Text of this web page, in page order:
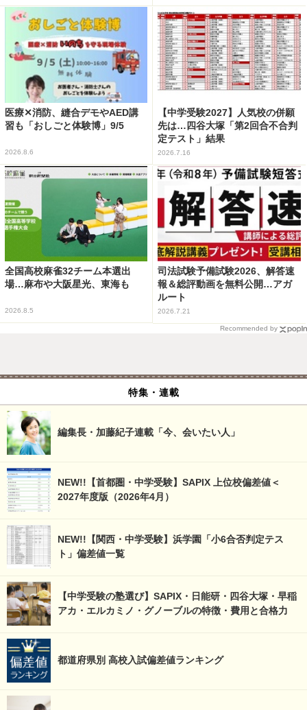
医療✕消防、縫合デモやAED講
習も「おしごと体験博」9/5
2026.8.6
【中学受験2027】人気校の併願
先は…四谷大塚「第2回合不合判
定テスト」結果
2026.7.16
全国高校麻雀32チーム本選出
場…麻布や大阪星光、東海も
2026.8.5
司法試験予備試験2026、解答速
報＆総評動画を無料公開…アガ
ルート
2026.7.21
Recommended by
特集・連載
編集長・加藤紀子連載「今、会いたい人」
NEW!!【首都圏・中学受験】SAPIX 上位校偏差値＜
2027年度版（2026年4月）
NEW!!【関西・中学受験】浜学園「小6合否判定テス
ト」偏差値一覧
【中学受験の塾選び】SAPIX・日能研・四谷大塚・早稲
アカ・エルカミノ・グノーブルの特徴・費用と合格力
都道府県別 高校入試偏差値ランキング